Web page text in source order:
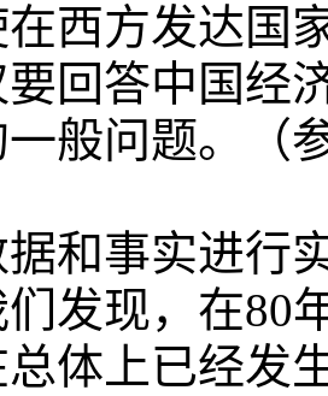
西方发达国
回答中国经
般问题。（
和事实进行
发现，在80
体上已经发